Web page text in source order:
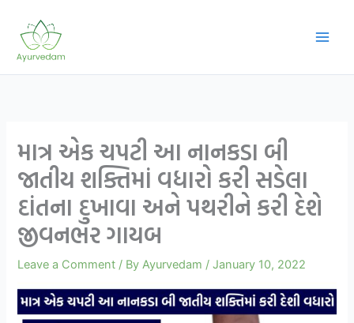
content
માત્ર એક ચપટી આ નાનકડા બી
જાતીય શક્તિમાં વધારો કરી સડેલા
દાંતના દુખાવા અને પથરીને કરી દેશે
જીવનભર ગાયબ
Leave a Comment / ByAyurvedam /January 10, 2022